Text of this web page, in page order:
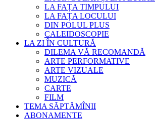
LA FAȚA TIMPULUI
LA FAȚA LOCULUI
DIN POLUL PLUS
CALEIDOSCOPIE
LA ZI ÎN CULTURĂ
DILEMA VĂ RECOMANDĂ
ARTE PERFORMATIVE
ARTE VIZUALE
MUZICĂ
CARTE
FILM
TEMA SĂPTĂMÎNII
ABONAMENTE